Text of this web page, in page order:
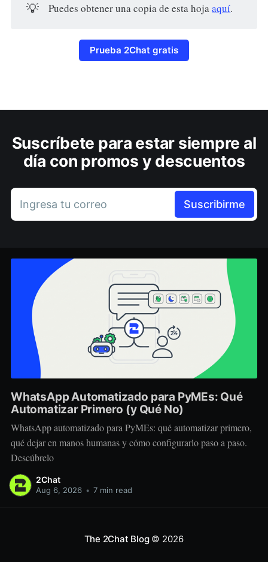
💡 Puedes obtener una copia de esta hojaaquí.
Prueba 2Chat gratis
Suscríbete para estar siempre al
día con promos y descuentos
Ingresa tu correo Suscribirme
WhatsApp Automatizado para PyMEs: Qué
Automatizar Primero (y Qué No)
WhatsApp automatizado para PyMEs: qué automatizar primero,
qué dejar en manos humanas y cómo configurarlo paso a paso.
Descúbrelo
2Chat
Aug 6, 2026 • 7 min read
The 2Chat Blog© 2026